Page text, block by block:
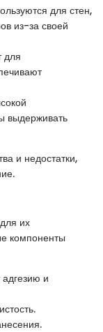
для стен,
из-за своей
для
выдерживать
и недостатки,
их
компоненты
и